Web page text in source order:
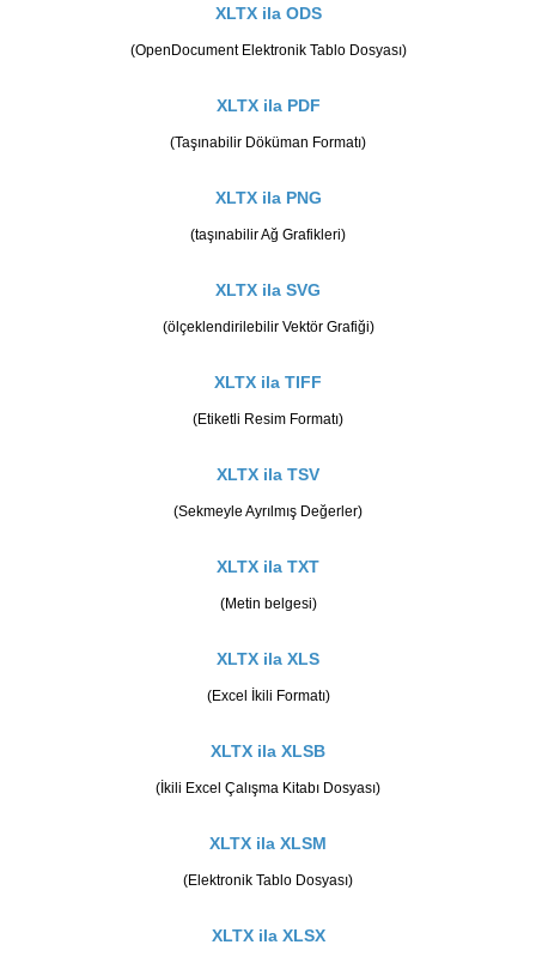
XLTX ila ODS
(OpenDocument Elektronik Tablo Dosyası)
XLTX ila PDF
(Taşınabilir Döküman Formatı)
XLTX ila PNG
(taşınabilir Ağ Grafikleri)
XLTX ila SVG
(ölçeklendirilebilir Vektör Grafiği)
XLTX ila TIFF
(Etiketli Resim Formatı)
XLTX ila TSV
(Sekmeyle Ayrılmış Değerler)
XLTX ila TXT
(Metin belgesi)
XLTX ila XLS
(Excel İkili Formatı)
XLTX ila XLSB
(İkili Excel Çalışma Kitabı Dosyası)
XLTX ila XLSM
(Elektronik Tablo Dosyası)
XLTX ila XLSX